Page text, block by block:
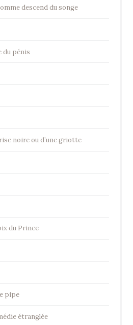
descend du songe
du pénis
noire ou d’une griotte
du Prince
pipe
étranglée